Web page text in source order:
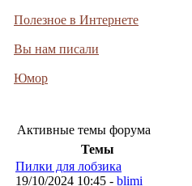
Полезное в Интернете
Вы нам писали
Юмор
Активные темы форума
Темы
Пилки для лобзика
19/10/2024 10:45 - blimi